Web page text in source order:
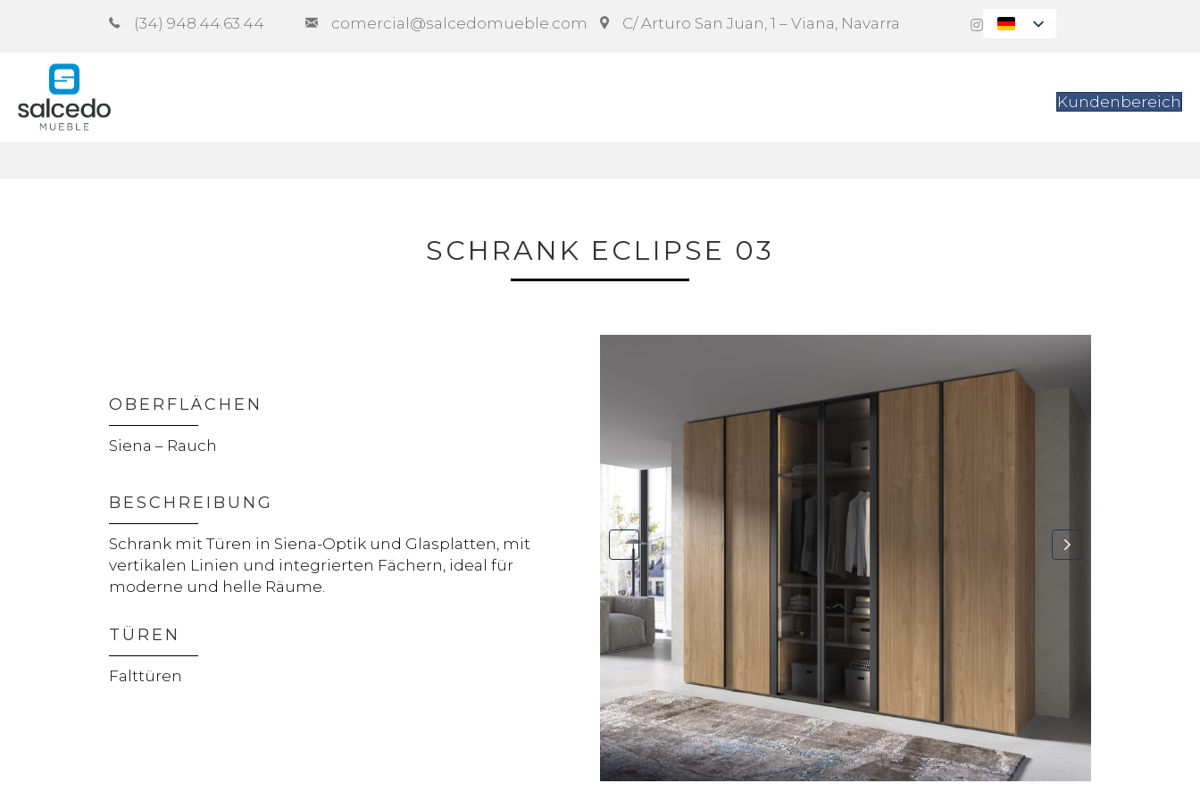
(34) 948.44.63.44 comercial@salcedomueble.com C/ Arturo San Juan, 1 – Viana, Navarra
Kundenbereich
SCHRANK ECLIPSE 03
OBERFLÄCHEN
Siena – Rauch
BESCHREIBUNG
Schrank mit Türen in Siena-Optik und Glasplatten, mit
vertikalen Linien und integrierten Fächern, ideal für
moderne und helle Räume.
TÜREN
Falttüren